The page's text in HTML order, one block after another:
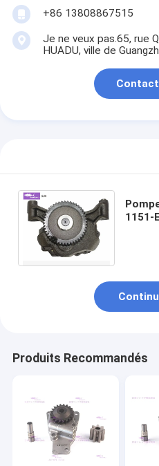
+86 13808867515
Je ne veux pas.65, rue
HUADU, ville de
1151-
Produits Recommandés